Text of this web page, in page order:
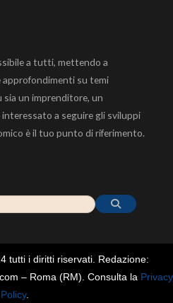
a tutti, mettendo a
approfondimenti su temi
sia un imprenditore, un
a seguire gli sviluppi
è il tuo punto di riferimento.
tutti i diritti riservati. Redazione:
– Roma (RM). Consulta la Privacy
Policy.